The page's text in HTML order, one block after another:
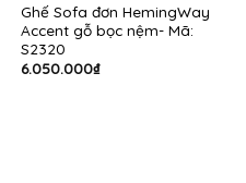
Ghế Sofa đơn HemingWay
Accent gỗ bọc nệm- Mã:
S2320
6.050.000₫